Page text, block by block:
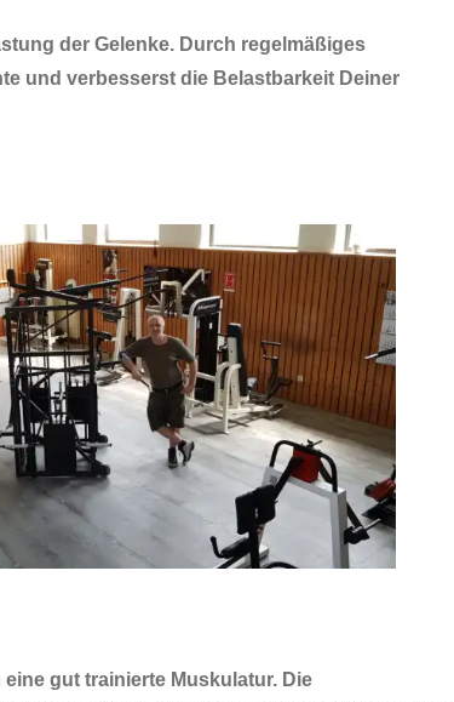
der Gelenke. Durch regelmäßiges
und verbesserst die Belastbarkeit Deiner
gut trainierte Muskulatur. Die